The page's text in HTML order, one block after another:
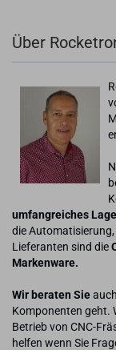
Über
umfangreiches
die Automatisierung,
Lieferanten sind die
Markenware.
Wir beraten Sie
Komponenten geht.
Betrieb von CNC-
helfen wenn Sie